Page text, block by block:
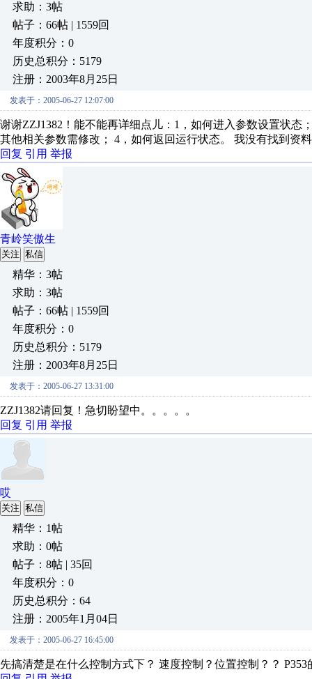
求助：3帖
帖子：66帖 | 1559回
年度积分：0
历史总积分：5179
注册：2003年8月25日
发表于：2005-06-27 12:07:00
谢谢ZZJ1382！能不能再详细点儿：1，如何进入参数设置状态
其他相关参数需修改； 4，如何返回运行状态。 我没有找到资
回复 引用 举报
青岭笑傲生
关注 私信
精华：3帖
求助：3帖
帖子：66帖 | 1559回
年度积分：0
历史总积分：5179
注册：2003年8月25日
发表于：2005-06-27 13:31:00
ZZJ1382请回复！急切盼望中。。。。。
回复 引用 举报
哎
关注 私信
精华：1帖
求助：0帖
帖子：8帖 | 35回
年度积分：0
历史总积分：64
注册：2005年1月04日
发表于：2005-06-27 16:45:00
先搞清楚是在什么控制方式下？ 速度控制？位置控制？？